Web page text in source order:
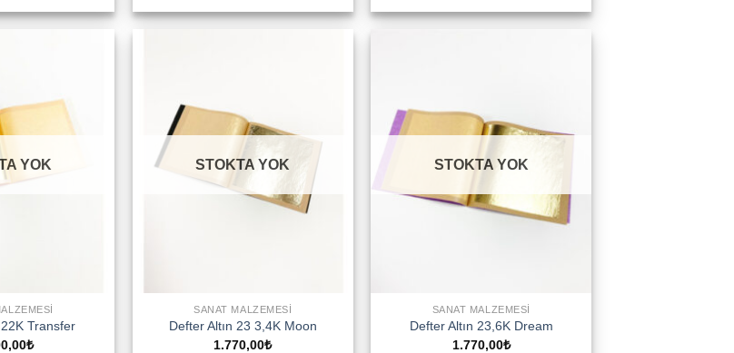
YOK
Transfer
₺
STOKTA YOK
SANAT MALZEMESI
Defter Altın 23 3,4K Moon
1.770,00₺
STOKTA YOK
SANAT MALZEMESI
Defter Altın 23,6K Dream
1.770,00₺